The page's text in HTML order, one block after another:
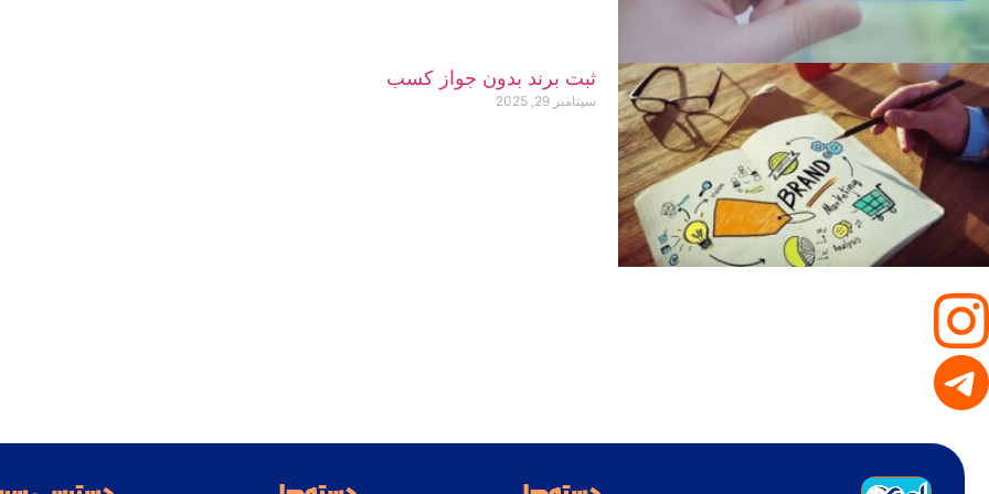
ثبت برند بدون جواز کسب
سپتامبر 29, 2025